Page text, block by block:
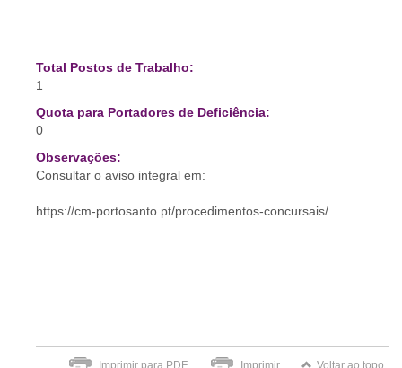
Total Postos de Trabalho:
1
Quota para Portadores de Deficiência:
0
Observações:
Consultar o aviso integral em:
https://cm-portosanto.pt/procedimentos-concursais/
Imprimir para PDF Imprimir Voltar ao topo